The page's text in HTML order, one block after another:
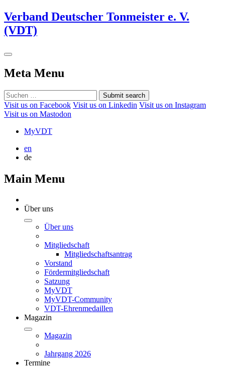
Verband Deutscher Tonmeister e. V.
(VDT)
Meta Menu
Submit search
Visit us on Facebook Visit us on Linkedin Visit us on Instagram
Visit us on Mastodon
MyVDT
en
de
Main Menu
Über uns
Über uns
Mitgliedschaft
Mitgliedschaftsantrag
Vorstand
Fördermitgliedschaft
Satzung
MyVDT
MyVDT-Community
VDT-Ehrenmedaillen
Magazin
Magazin
Jahrgang 2026
Termine